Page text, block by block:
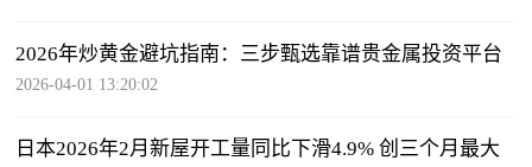
2026年炒黄金避坑指南：三步甄选靠谱贵金属投资平台
2026-04-01 13:20:02
日本2026年2月新屋开工量同比下滑4.9% 创三个月最大